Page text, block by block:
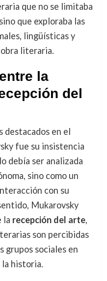
que no se limitaba
que exploraba las
lingüísticas y
obra literaria.
la
del
destacados en el
fue su insistencia
debía ser analizada
sino como un
con su
Mukarovsky
la recepción del arte,
son percibidas
grupos sociales en
la historia.